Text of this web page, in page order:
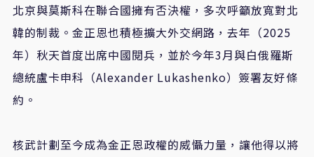
北京與莫斯科在聯合國擁有否決權，多次呼籲放寬對北
韓的制裁。金正恩也積極擴大外交網路，去年（2025
年）秋天首度出席中國閱兵，並於今年3月與白俄羅斯
總統盧卡申科（Alexander Lukashenko）簽署友好條
約。
核武計劃至今成為金正恩政權的威懾力量，讓他得以將